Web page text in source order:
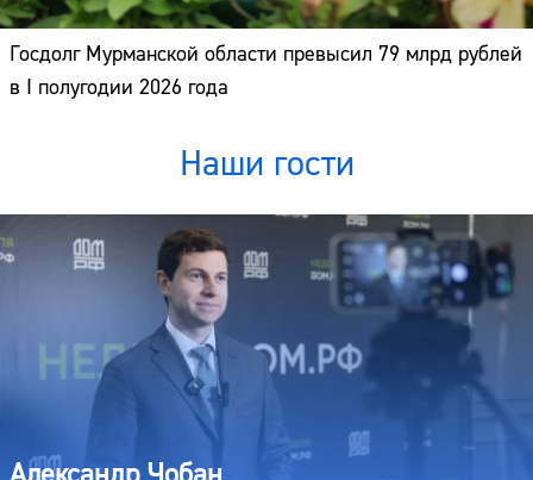
Госдолг Мурманской области превысил 79 млрд рублей
в I полугодии 2026 года
Наши гости